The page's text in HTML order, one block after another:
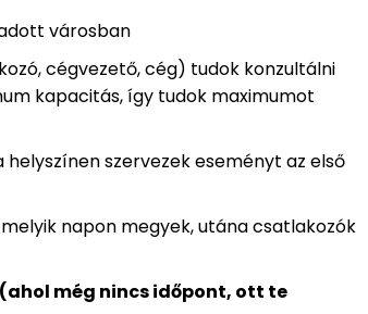
városban
cégvezető, cég) tudok konzultálni
kapacitás, így tudok maximumot
szervezek eseményt az első
napon megyek, utána csatlakozók
még nincs időpont, ott te